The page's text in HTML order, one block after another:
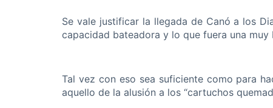
Se vale justificar la llegada de Canó a los
capacidad bateadora y lo que fuera una muy
Tal vez con eso sea suficiente como para
aquello de la alusión a los “cartuchos